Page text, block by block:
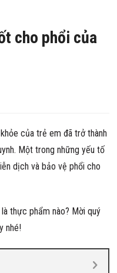
cho phổi của
của trẻ em đã trở thành
Một trong những yếu tố
dịch và bảo vệ phổi cho
là thực phẩm nào? Mời quý
nhé!